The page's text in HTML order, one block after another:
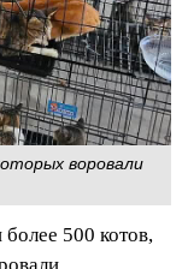
воровали
500 котов,